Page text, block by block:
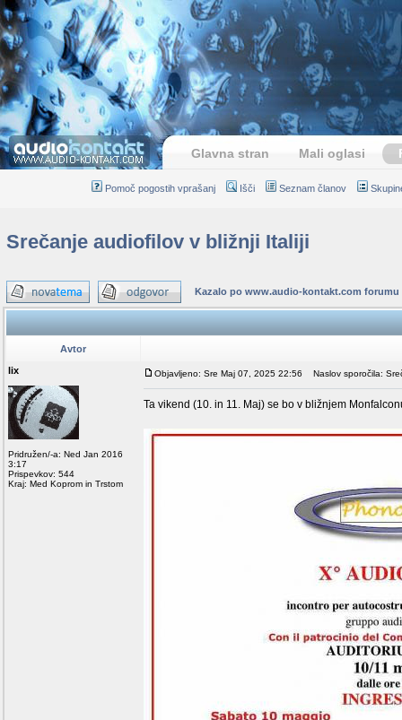
Glavna stran Mali oglasi
Pomoč pogostih vprašanj Išči Seznam članov
Srečanje audiofilov v bližnji Italiji
Kazalo po www.audio-kontakt.com forumu
Avtor
lix
Pridružen/-a: Ned Jan 2016
3:17
Prispevkov: 544
Kraj: Med Koprom in Trstom
Objavljeno: Sre Maj 07, 2025 22:56 Naslov sporočila:
Ta vikend (10. in 11. Maj) se bo v bližnjem